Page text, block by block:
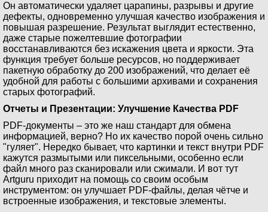
Он автоматически удаляет царапины, разрывы и другие
дефекты, одновременно улучшая качество изображения и
повышая разрешение. Результат выглядит естественно,
даже старые пожелтевшие фотографии
восстанавливаются без искажения цвета и яркости. Эта
функция требует больше ресурсов, но поддерживает
пакетную обработку до 200 изображений, что делает её
удобной для работы с большими архивами и сохранения
старых фотографий.
Отчеты и Презентации: Улучшение Качества PDF
PDF-документы – это же наш стандарт для обмена
информацией, верно? Но их качество порой очень сильно
"гуляет". Нередко бывает, что картинки и текст внутри PDF
кажутся размытыми или пиксельными, особенно если
файл много раз сканировали или сжимали. И вот тут
Artguru приходит на помощь со своим особым
инструментом: он улучшает PDF-файлы, делая чётче и
встроенные изображения, и текстовые элементы.